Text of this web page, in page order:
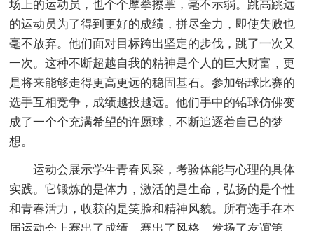
场上的运动员，也个个摩拳擦掌，毫不示弱。跳高跳远
的运动员为了得到更好的成绩，拼尽全力，即使失败也
毫不放弃。他们面对目标跨出坚定的步伐，跳了一次又
一次。这种不断超越自我的精神是个人的巨大财富，更
是将来能够走得更高更远的稳固基石。参加铅球比赛的
选手互相竞争，成绩越投越远。他们手中的铅球仿佛变
成了一个个充满希望的许愿球，不断追逐着自己的梦
想。
运动会展示学生青春风采，考验体能与心理的具体
实践。它锻炼的是体力，激活的是生命，弘扬的是个性
和青春活力，收获的是笑脸和精神风貌。所有选手在本
届运动会上赛出了成绩，赛出了风格，发扬了友谊第